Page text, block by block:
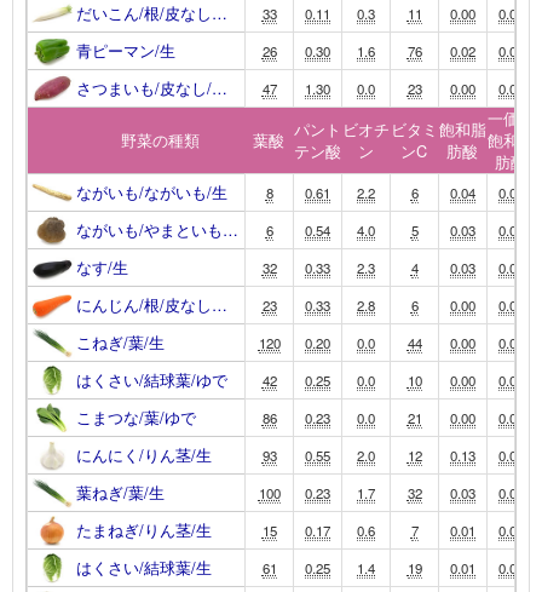
だいこん/根/皮なし… 33 0.11 0.3 11 0.00 0.00
青ピーマン/生 26 0.30 1.6 76 0.02 0.00
さつまいも/皮なし/… 47 1.30 0.0 23 0.00 0.00
野菜の種類 葉酸 パント
テン酸
ビオチ
ン
ビタミ
ンC
飽和脂
肪酸
一価不
飽和脂
肪酸
ながいも/ながいも/生 8 0.61 2.2 6 0.04 0.02
ながいも/やまといも… 6 0.54 4.0 5 0.03 0.02
なす/生 32 0.33 2.3 4 0.03 0.00
にんじん/根/皮なし… 23 0.33 2.8 6 0.00 0.00
こねぎ/葉/生 120 0.20 0.0 44 0.00 0.00
はくさい/結球葉/ゆで 42 0.25 0.0 10 0.00 0.00
こまつな/葉/ゆで 86 0.23 0.0 21 0.00 0.00
にんにく/りん茎/生 93 0.55 2.0 12 0.13 0.03
葉ねぎ/葉/生 100 0.23 1.7 32 0.03 0.01
たまねぎ/りん茎/生 15 0.17 0.6 7 0.01 0.00
はくさい/結球葉/生 61 0.25 1.4 19 0.01 0.00